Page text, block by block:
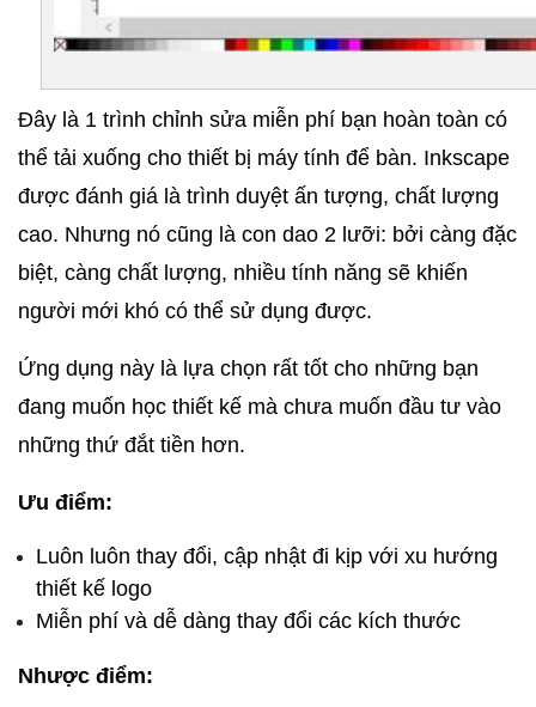
Đây là 1 trình chỉnh sửa miễn phí bạn hoàn toàn có
thể tải xuống cho thiết bị máy tính để bàn. Inkscape
được đánh giá là trình duyệt ấn tượng, chất lượng
cao. Nhưng nó cũng là con dao 2 lưỡi: bởi càng đặc
biệt, càng chất lượng, nhiều tính năng sẽ khiến
người mới khó có thể sử dụng được.
Ứng dụng này là lựa chọn rất tốt cho những bạn
đang muốn học thiết kế mà chưa muốn đầu tư vào
những thứ đắt tiền hơn.
Ưu điểm:
Luôn luôn thay đổi, cập nhật đi kịp với xu hướng
thiết kế logo
Miễn phí và dễ dàng thay đổi các kích thước
Nhược điểm: